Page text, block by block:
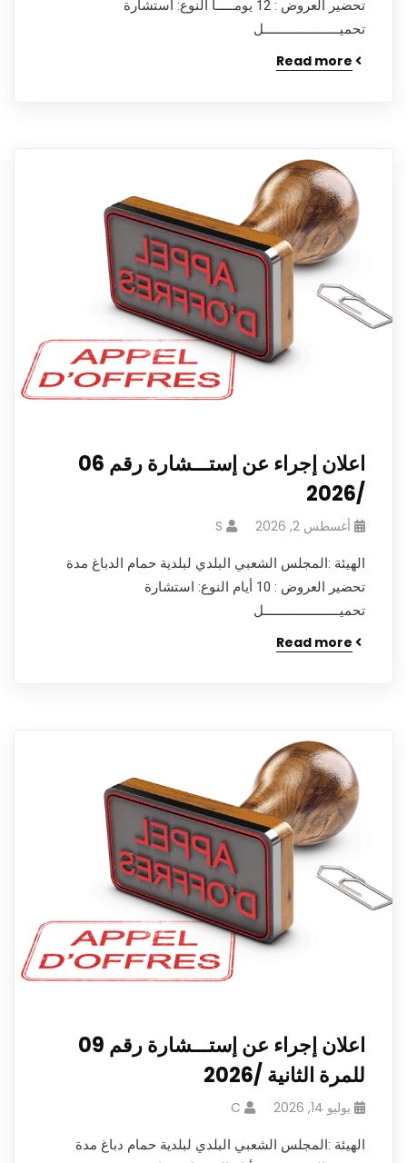
تحضير العروض : 12 يومـــــا النوع: استشارة
تحميـــــــــــــــــــــل
Read more
اعلان إجراء عن إستـــشارة رقم 06
/2026
أغسطس 2, 2026 S
الهيئة :المجلس الشعبي البلدي لبلدية حمام الدباغ مدة
تحضير العروض : 10 أيام النوع: استشارة
تحميـــــــــــــــــــــل
Read more
اعلان إجراء عن إستـــشارة رقم 09
للمرة الثانية /2026
يوليو 14, 2026 C
الهيئة :المجلس الشعبي البلدي لبلدية حمام دباغ مدة